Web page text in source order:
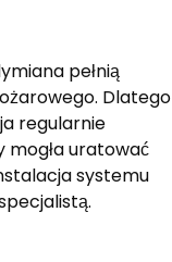
pełnią
Dlatego
regularnie
uratować
systemu